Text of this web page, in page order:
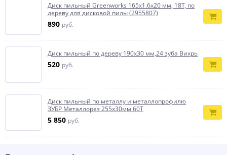
Диск пильный Greenworks 165x1.6x20 мм, 18T, по
дереву для дисковой пилы (2955807)
890 руб.
Диск пильный по дереву 190х30 мм,24 зуба Вихрь
520 руб.
Диск пильный по металлу и металлопрофилю
ЗУБР Металлорез 255х30мм 60Т
5 850 руб.